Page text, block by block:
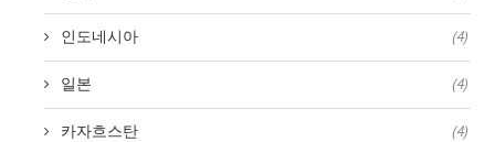
인도네시아 (4)
일본 (4)
카자흐스탄 (4)